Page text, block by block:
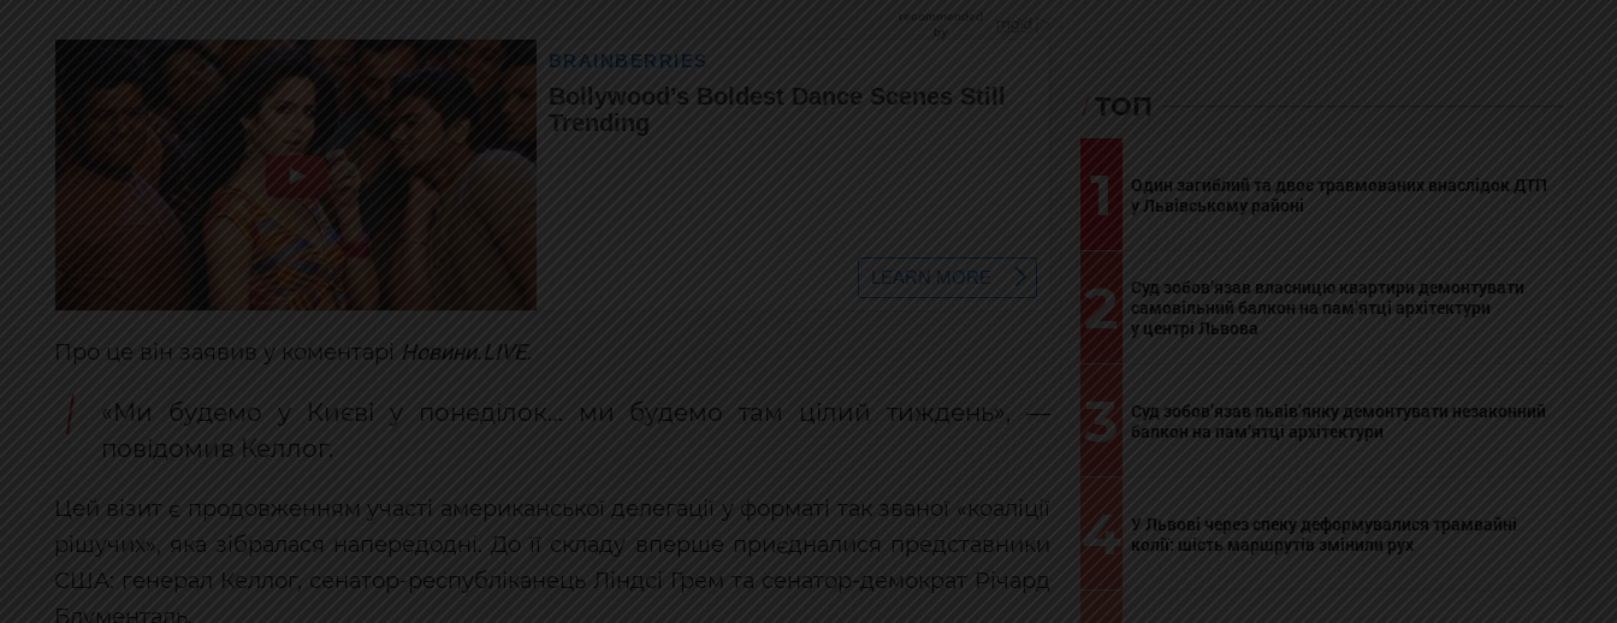
Про це він заявив у коментарі Новини.LIVE.
«Ми будемо у Києві у понеділок… ми будемо там цілий тиждень», —
повідомив Келлог.
Цей візит є продовженням участі американської делегації у форматі так званої «коаліції
рішучих», яка зібралася напередодні. До її складу вперше приєдналися представники
США: генерал Келлог, сенатор-республіканець Ліндсі Грем та сенатор-демократ Річард
Блументаль.
ТОП
1
Один загиблий та двоє травмованих внаслідок ДТП
у Львівському районі
2
Суд зобов’язав власницю квартири демонтувати
самовільний балкон на пам’ятці архітектури
у центрі Львова
3
Суд зобов’язав львів’янку демонтувати незаконний
балкон на пам’ятці архітектури
4 У Львові через спеку деформувалися трамвайні
колії: шість маршрутів змінили рух